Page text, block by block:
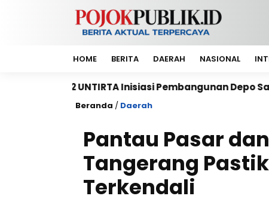
HOME BERITA DAERAH NASIONAL
Inisiasi Pembangunan Depo Sampah di Pondok
Beranda / Daerah
Pantau Pasar dan
Tangerang
Terkendali